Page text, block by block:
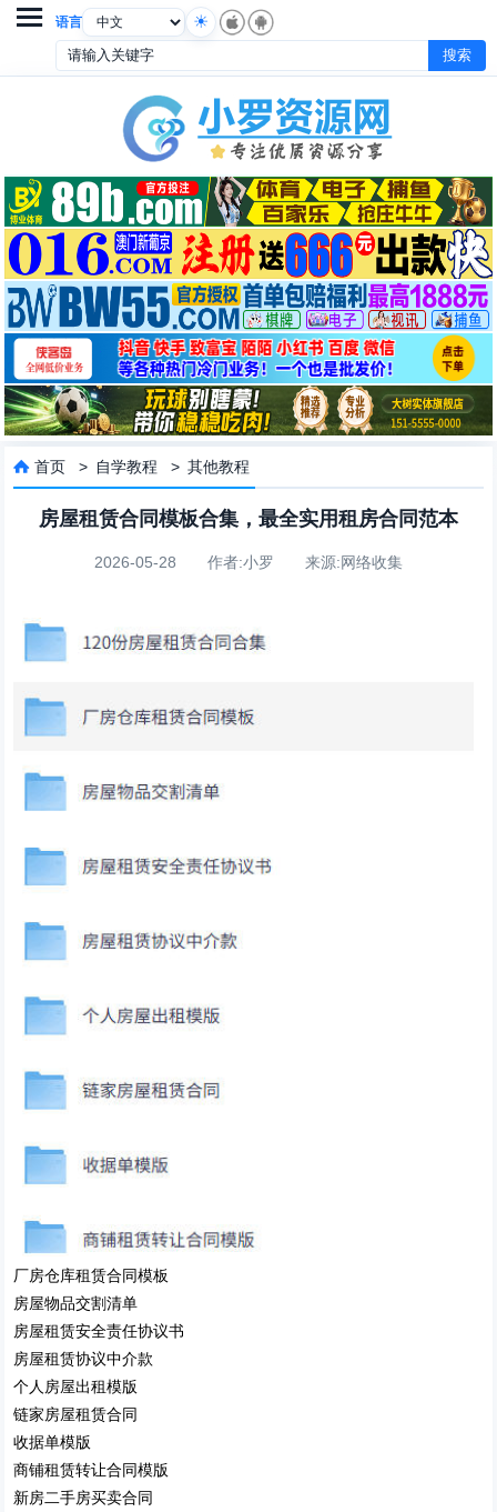
语言

 首页 > 自学教程 >其他教程
房屋租赁合同模板合集，最全实用租房合同范本
2026-05-28 作者:小罗 来源:网络收集
厂房仓库租赁合同模板
房屋物品交割清单
房屋租赁安全责任协议书
房屋租赁协议中介款
个人房屋出租模版
链家房屋租赁合同
收据单模版
商铺租赁转让合同模版
新房二手房买卖合同